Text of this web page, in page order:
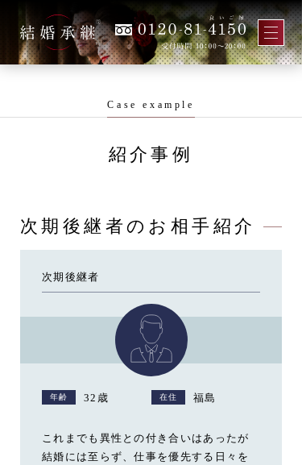
Case example
紹介事例
次期後継者のお相手紹介
次期後継者
年齢 32歳 在住 福島
これまでも異性との付き合いはあったが
結婚には至らず、仕事を優先する日々を